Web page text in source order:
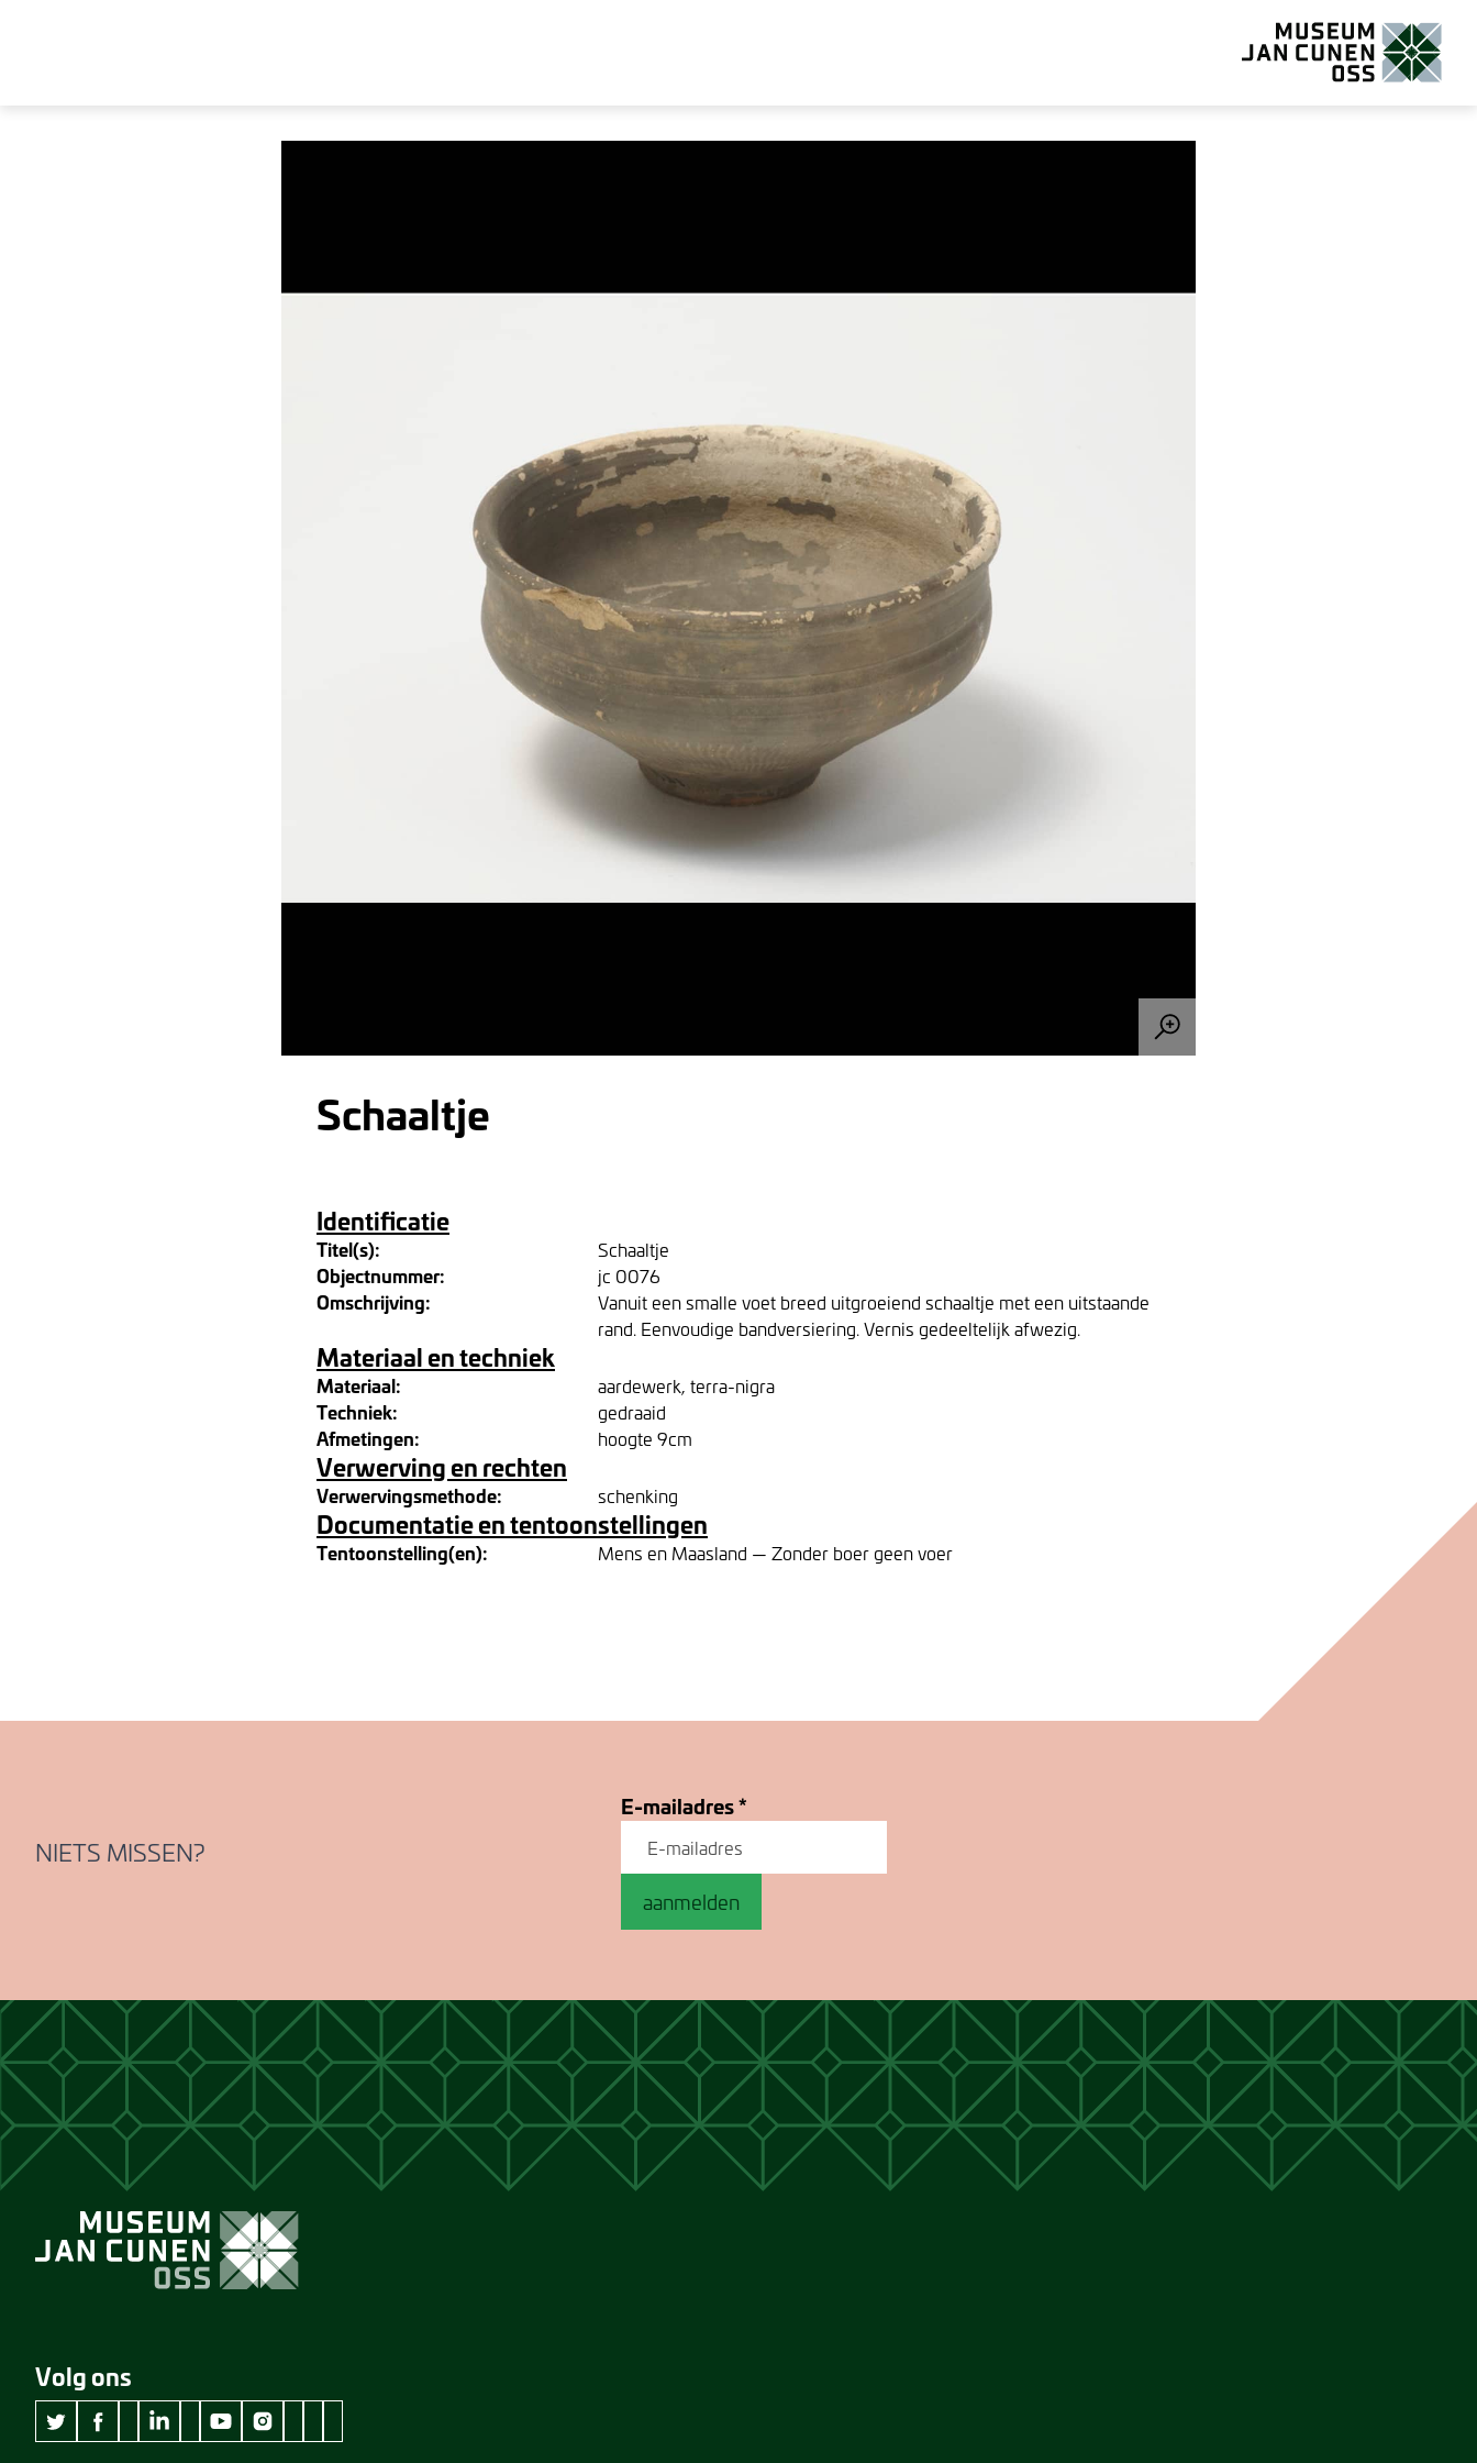
Schaaltje
Identificatie
Titel(s): Schaaltje
Objectnummer: jc 0076
Omschrijving:
Vanuit een smalle voet breed uitgroeiend schaaltje met een uitstaande
rand. Eenvoudige bandversiering. Vernis gedeeltelijk afwezig.
Materiaal en techniek
Materiaal: aardewerk, terra-nigra
Techniek: gedraaid
Afmetingen: hoogte 9cm
Verwerving en rechten
Verwervingsmethode: schenking
Documentatie en tentoonstellingen
Tentoonstelling(en): Mens en Maasland — Zonder boer geen voer
NIETS MISSEN?
E-mailadres*
aanmelden
Volg ons
twitter Museum Jan Cunen
facebook Museum Jan Cunen
wikipedia Museum Jan Cunen
linkedin Museum Jan Cunen
googleplus Museum Jan Cunen
youtube Museum Jan Cunen
instagram Museum Jan Cunen